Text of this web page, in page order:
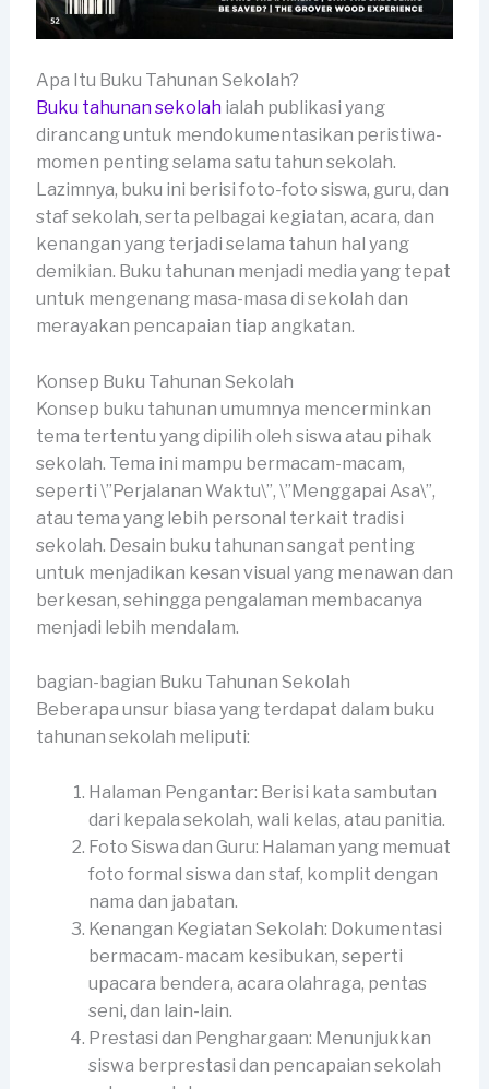
Apa Itu Buku Tahunan Sekolah?
Buku tahunan sekolahialah publikasi yang
dirancang untuk mendokumentasikan peristiwa-
momen penting selama satu tahun sekolah.
Lazimnya, buku ini berisi foto-foto siswa, guru, dan
staf sekolah, serta pelbagai kegiatan, acara, dan
kenangan yang terjadi selama tahun hal yang
demikian. Buku tahunan menjadi media yang tepat
untuk mengenang masa-masa di sekolah dan
merayakan pencapaian tiap angkatan.
Konsep Buku Tahunan Sekolah
Konsep buku tahunan umumnya mencerminkan
tema tertentu yang dipilih oleh siswa atau pihak
sekolah. Tema ini mampu bermacam-macam,
seperti \”Perjalanan Waktu\”, \”Menggapai Asa\”,
atau tema yang lebih personal terkait tradisi
sekolah. Desain buku tahunan sangat penting
untuk menjadikan kesan visual yang menawan dan
berkesan, sehingga pengalaman membacanya
menjadi lebih mendalam.
bagian-bagian Buku Tahunan Sekolah
Beberapa unsur biasa yang terdapat dalam buku
tahunan sekolah meliputi:
Halaman Pengantar: Berisi kata sambutan
dari kepala sekolah, wali kelas, atau panitia.
Foto Siswa dan Guru: Halaman yang memuat
foto formal siswa dan staf, komplit dengan
nama dan jabatan.
Kenangan Kegiatan Sekolah: Dokumentasi
bermacam-macam kesibukan, seperti
upacara bendera, acara olahraga, pentas
seni, dan lain-lain.
Prestasi dan Penghargaan: Menunjukkan
siswa berprestasi dan pencapaian sekolah